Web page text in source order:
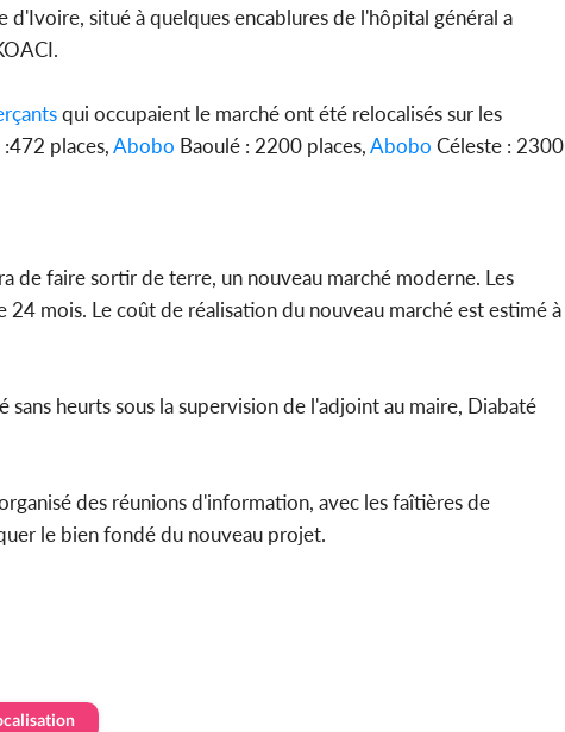
situé à quelques encablures de l'hôpital général a
qui occupaient le marché ont été relocalisés sur les
places,Abobo Baoulé : 2200 places,Abobo Céleste : 2300
de faire sortir de terre, un nouveau marché moderne. Les
mois. Le coût de réalisation du nouveau marché est estimé à
sans heurts sous la supervision de l'adjoint au maire, Diabaté
des réunions d'information, avec les faîtières de
le bien fondé du nouveau projet.